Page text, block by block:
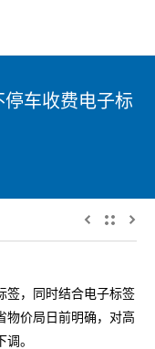
车收费电子标
签，同时结合电子标签
物价局日前明确，对高
。